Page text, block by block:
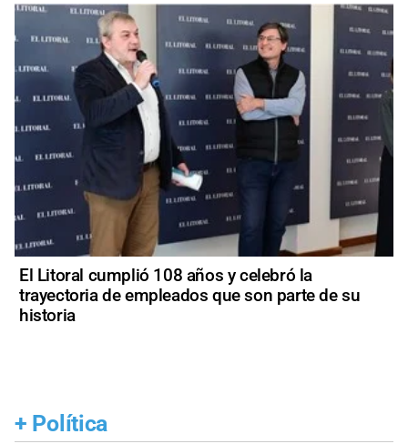
El Litoral cumplió 108 años y celebró la
trayectoria de empleados que son parte de su
historia
+ Política